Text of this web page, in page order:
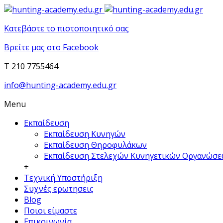
Κατεβάστε το πιστοποιητικό σας
Βρείτε μας στο Facebook
T 210 7755464
info@hunting-academy.edu.gr
Menu
Εκπαίδευση
Εκπαίδευση Κυνηγών
Εκπαίδευση Θηροφυλάκων
Εκπαίδευση Στελεχών Κυνηγετικών
+
Τεχνική Υποστήριξη
Συχνές ερωτησεις
Blog
Ποιοι είμαστε